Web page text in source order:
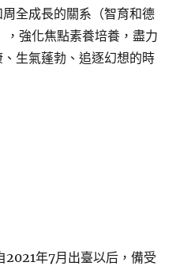
全成長的關系（智育和德
強化焦點素養培養，盡力
生氣蓬勃、追逐幻想的時
年7月出臺以后，備受